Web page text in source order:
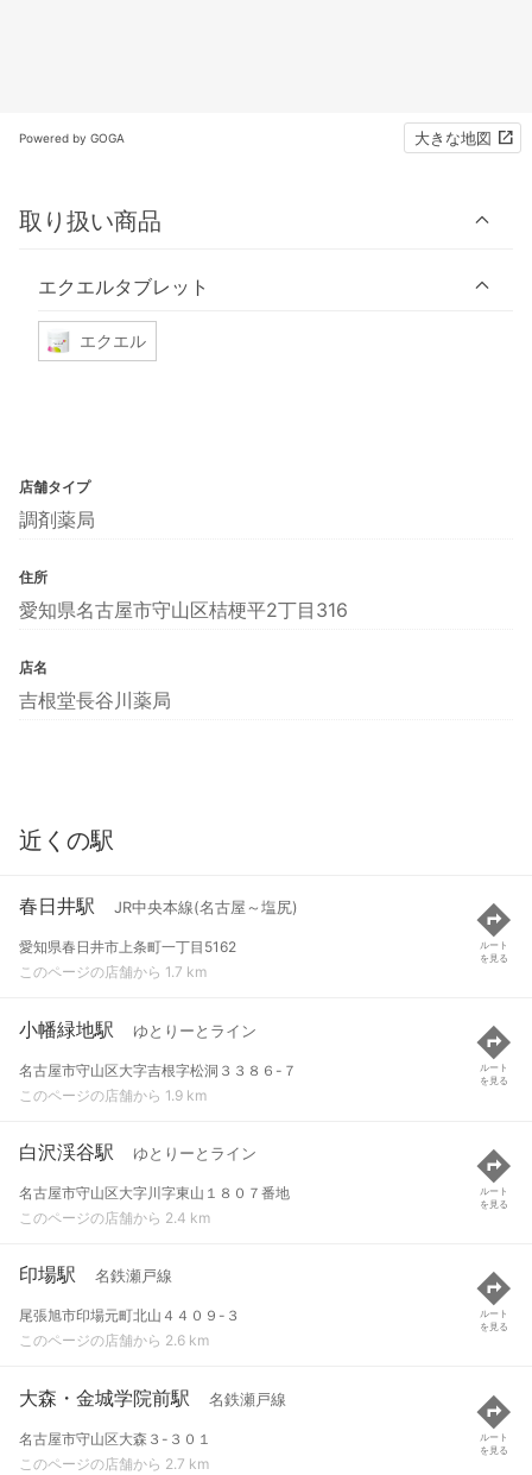
Powered by GOGA 大きな地図
取り扱い商品
エクエルタブレット
エクエル
店舗タイプ
調剤薬局
住所
愛知県名古屋市守山区桔梗平2丁目316
店名
吉根堂長谷川薬局
近くの駅
春日井駅 JR中央本線(名古屋～塩尻)
愛知県春日井市上条町一丁目5162
このページの店舗から 1.7 km
ルート
を見る
小幡緑地駅 ゆとりーとライン
名古屋市守山区大字吉根字松洞３３８６-７
このページの店舗から 1.9 km
ルート
を見る
白沢渓谷駅 ゆとりーとライン
名古屋市守山区大字川字東山１８０７番地
このページの店舗から 2.4 km
ルート
を見る
印場駅 名鉄瀬戸線
尾張旭市印場元町北山４４０９-３
このページの店舗から 2.6 km
ルート
を見る
大森・金城学院前駅 名鉄瀬戸線
名古屋市守山区大森３-３０１
このページの店舗から 2.7 km
ルート
を見る